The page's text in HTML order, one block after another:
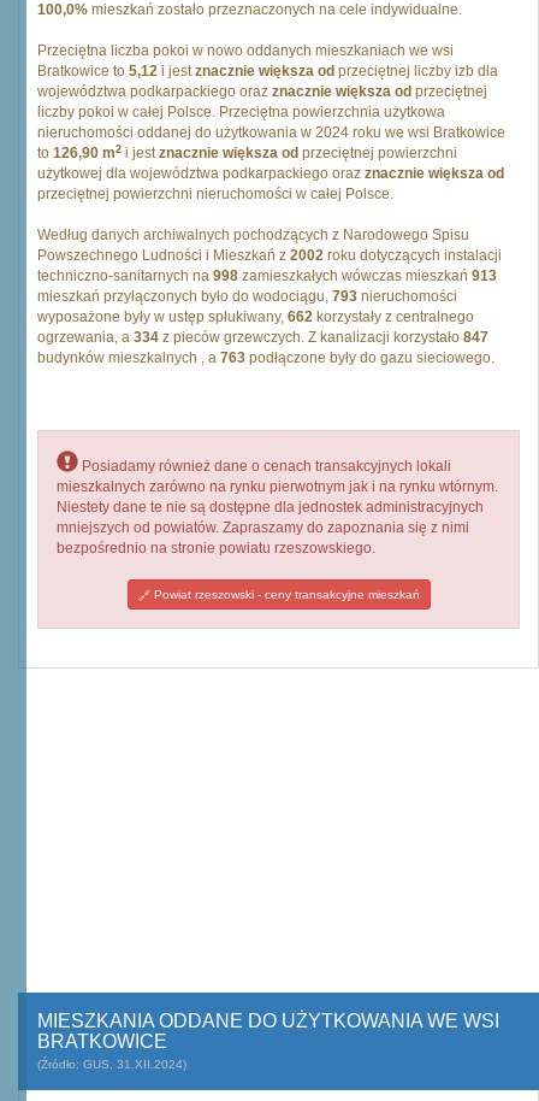
100,0% mieszkań zostało przeznaczonych na cele indywidualne.
Przeciętna liczba pokoi w nowo oddanych mieszkaniach we wsi
Bratkowice to 5,12 i jestznacznie większa od przeciętnej liczby izb dla
województwa podkarpackiego oraz znacznie większa od przeciętnej
liczby pokoi w całej Polsce. Przeciętna powierzchnia użytkowa
nieruchomości oddanej do użytkowania w 2024 roku we wsi Bratkowice
to 126,90 m2 i jestznacznie większa od przeciętnej powierzchni
użytkowej dla województwa podkarpackiego oraz znacznie większa od
przeciętnej powierzchni nieruchomości w całej Polsce.
Według danych archiwalnych pochodzących z Narodowego Spisu
Powszechnego Ludności i Mieszkań z 2002 roku dotyczących instalacji
techniczno-sanitarnych na 998 zamieszkałych wówczas mieszkań 913
mieszkań przyłączonych było do wodociągu, 793 nieruchomości
wyposażone były w ustęp spłukiwany, 662 korzystały z centralnego
ogrzewania, a 334 z pieców grzewczych. Z kanalizacji korzystało 847
budynków mieszkalnych , a 763 podłączone były do gazu sieciowego.
Posiadamy również dane o cenach transakcyjnych lokali
mieszkalnych zarówno na rynku pierwotnym jak i na rynku wtórnym.
Niestety dane te nie są dostępne dla jednostek administracyjnych
mniejszych od powiatów. Zapraszamy do zapoznania się z nimi
bezpośrednio na stronie powiatu rzeszowskiego.
Powiat rzeszowski - ceny transakcyjne mieszkań
MIESZKANIA ODDANE DO UŻYTKOWANIA WE WSI
BRATKOWICE
(Źródło: GUS, 31.XII.2024)